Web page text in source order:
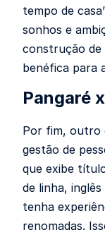
tempo de
sonhos e
construção de
benéfica para
Pangaré
Por fim, outro
gestão de
que exibe
de linha,
tenha
renomadas.